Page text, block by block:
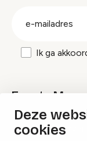
Deze
cookies
Ik ga
Events
Ik